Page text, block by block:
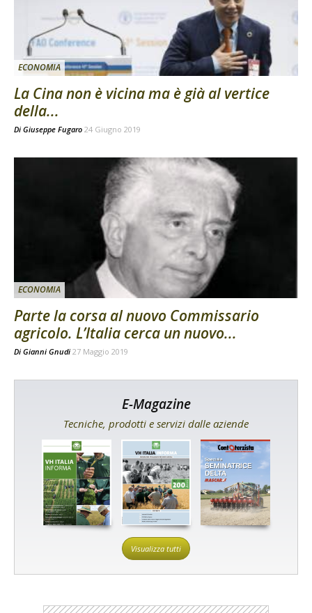
ECONOMIA
La Cina non è vicina ma è già al vertice
della...
Di Giuseppe Fugaro 24 Giugno 2019
ECONOMIA
Parte la corsa al nuovo Commissario
agricolo. L’Italia cerca un nuovo...
Di Gianni Gnudi 27 Maggio 2019
E-Magazine
Tecniche, prodotti e servizi dalle aziende
Visualizza tutti